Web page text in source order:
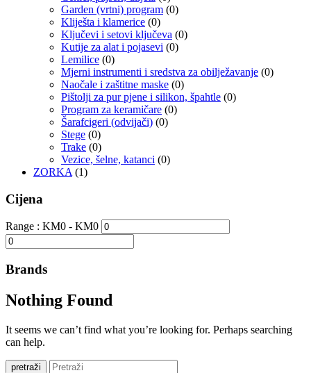
Garden (vrtni) program (0)
Kliješta i klamerice (0)
Ključevi i setovi ključeva (0)
Kutije za alat i pojasevi (0)
Lemilice (0)
Mjerni instrumenti i sredstva za obilježavanje (0)
Naočale i zaštitne maske (0)
Pištolji za pur pjene i silikon, špahtle (0)
Program za keramičare (0)
Šarafcigeri (odvijači) (0)
Stege (0)
Trake (0)
Vezice, šelne, katanci (0)
ZORKA (1)
Cijena
Range : KM0 - KM0
Brands
Nothing Found
It seems we can’t find what you’re looking for. Perhaps searching
can help.
pretraži